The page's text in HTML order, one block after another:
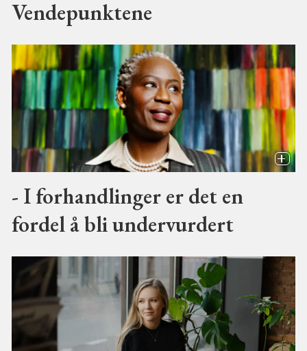
Vendepunktene
- I forhandlinger er det en
fordel å bli undervurdert